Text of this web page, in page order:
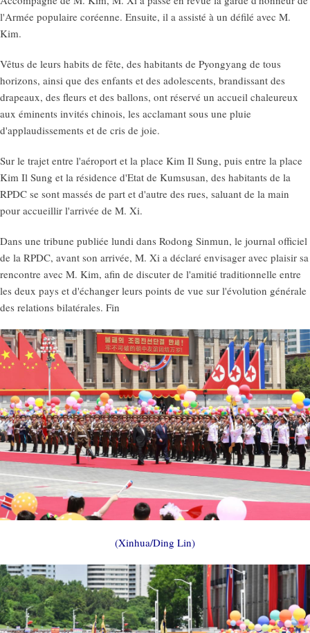
l'Armée populaire coréenne. Ensuite, il a assisté à un défilé avec M.
Kim.
Vêtus de leurs habits de fête, des habitants de Pyongyang de tous
horizons, ainsi que des enfants et des adolescents, brandissant des
drapeaux, des fleurs et des ballons, ont réservé un accueil chaleureux
aux éminents invités chinois, les acclamant sous une pluie
d'applaudissements et de cris de joie.
Sur le trajet entre l'aéroport et la place Kim Il Sung, puis entre la place
Kim Il Sung et la résidence d'Etat de Kumsusan, des habitants de la
RPDC se sont massés de part et d'autre des rues, saluant de la main
pour accueillir l'arrivée de M. Xi.
Dans une tribune publiée lundi dans Rodong Sinmun, le journal officiel
de la RPDC, avant son arrivée, M. Xi a déclaré envisager avec plaisir sa
rencontre avec M. Kim, afin de discuter de l'amitié traditionnelle entre
les deux pays et d'échanger leurs points de vue sur l'évolution générale
des relations bilatérales. Fin
(Xinhua/Ding Lin)